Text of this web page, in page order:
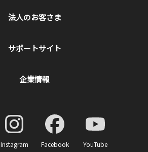
法人のお客さま
サポートサイト
企業情報
Instagram Facebook YouTube